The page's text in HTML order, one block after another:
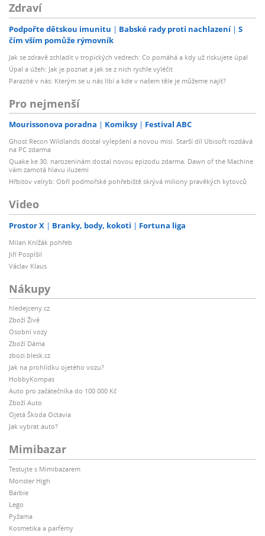
Zdraví
Podpořte dětskou imunitu Babské rady proti nachlazení
S
čím vším pomůže rýmovník
Jak se zdravě zchladit v tropických vedrech: Co pomáhá a kdy už riskujete úpal
Úpal a úžeh: Jak je poznat a jak se z nich rychle vyléčit
Parazité v nás: Kterým se u nás líbí a kde v našem těle je můžeme najít?
Pro nejmenší
Mourissonova poradna Komiksy Festival ABC
Ghost Recon Wildlands dostal vylepšení a novou misi. Starší díl Ubisoft rozdává
na PC zdarma
Quake ke 30. narozeninám dostal novou epizodu zdarma. Dawn of the Machine
vám zamotá hlavu iluzemi
Hřbitov velryb: Obří podmořské pohřebiště skrývá miliony pravěkých kytovců
Video
Prostor X Branky, body, kokoti Fortuna liga
Milan Knížák pohřeb
Jiří Pospíšil
Václav Klaus
Nákupy
hledejceny.cz
Zboží Živě
Osobní vozy
Zboží Dáma
zbozi.blesk.cz
Jak na prohlídku ojetého vozu?
HobbyKompas
Auto pro začátečníka do 100 000 Kč
Zboží Auto
Ojetá Škoda Octavia
Jak vybrat auto?
Mimibazar
Testujte s Mimibazarem
Monster High
Barbie
Lego
Pyžama
Kosmetika a parfémy